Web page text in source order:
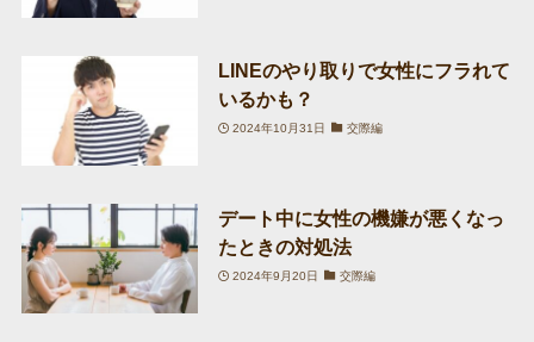
LINEのやり取りで女性にフラれて
いるかも？
2024年10月31日 交際編
デート中に女性の機嫌が悪くなっ
たときの対処法
2024年9月20日 交際編